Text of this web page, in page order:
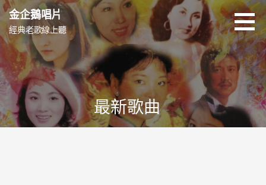
跳
至
主
內
容
金企鵝唱片
經典老歌線上聽
最新歌曲